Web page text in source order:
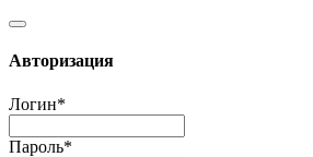
Авторизация
Логин*
Пароль*